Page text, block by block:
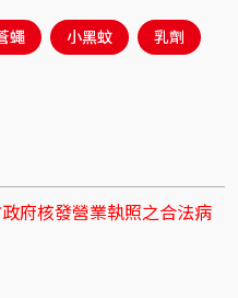
蠅 小黑蚊
乳劑
府核發營業執照之合法病